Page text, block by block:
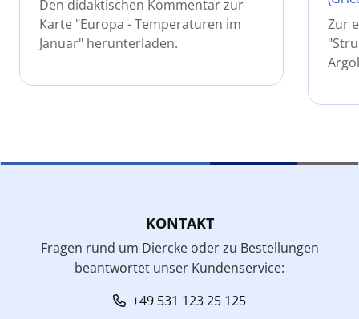
Den didaktischen Kommentar zur
Karte "Europa - Temperaturen im
Januar" herunterladen.
Zur
KONTAKT
Fragen rund um Diercke oder zu Bestellungen
beantwortet unser Kundenservice:
+49 531 123 25 125